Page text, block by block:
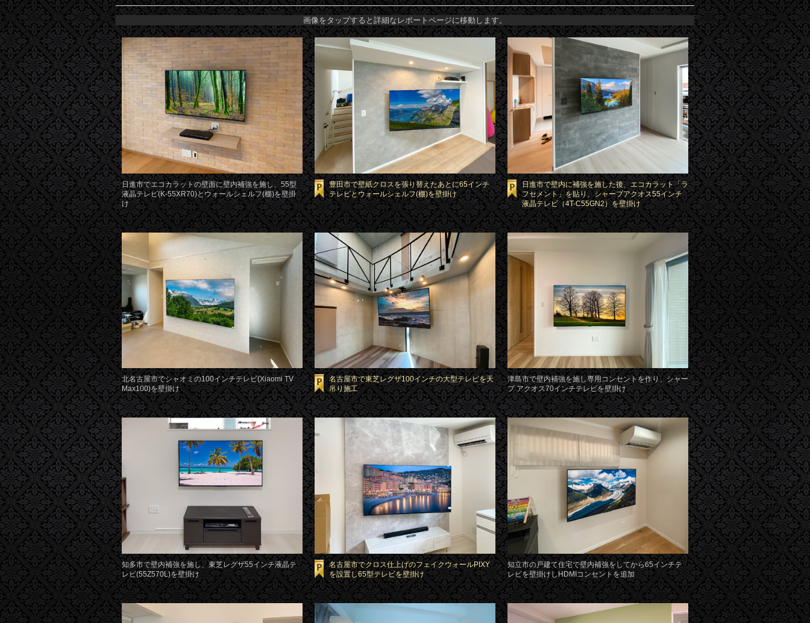
画像をタップすると詳細なレポートページに移動します。
日進市でエコカラットの壁面に壁内補強を施し、55型
液晶テレビ(K-55XR70)とウォールシェルフ(棚)を壁掛
け
豊田市で壁紙クロスを張り替えたあとに65インチ
テレビとウォールシェルフ(棚)を壁掛け
日進市で壁内に補強を施した後、エコカラット「ラ
フセメント」を貼り、シャープアクオス55インチ
液晶テレビ（4T-C55GN2）を壁掛け
北名古屋市でシャオミの100インチテレビ(Xiaomi TV
Max100)を壁掛け
名古屋市で東芝レグザ100インチの大型テレビを天
吊り施工
津島市で壁内補強を施し専用コンセントを作り、シャー
プ アクオス70インチテレビを壁掛け
知多市で壁内補強を施し、東芝レグザ55インチ液晶テ
レビ(55Z570L)を壁掛け
名古屋市でクロス仕上げのフェイクウォールPIXY
を設置し65型テレビを壁掛け
知立市の戸建て住宅で壁内補強をしてから65インチテ
レビを壁掛けしHDMIコンセントを追加